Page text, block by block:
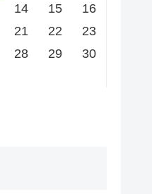
14 15
16
21 22
23
28 29
30